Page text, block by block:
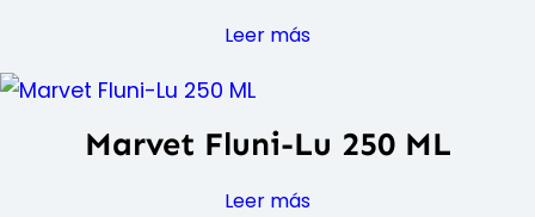
Leer más
Marvet Fluni-Lu 250 ML
Leer más